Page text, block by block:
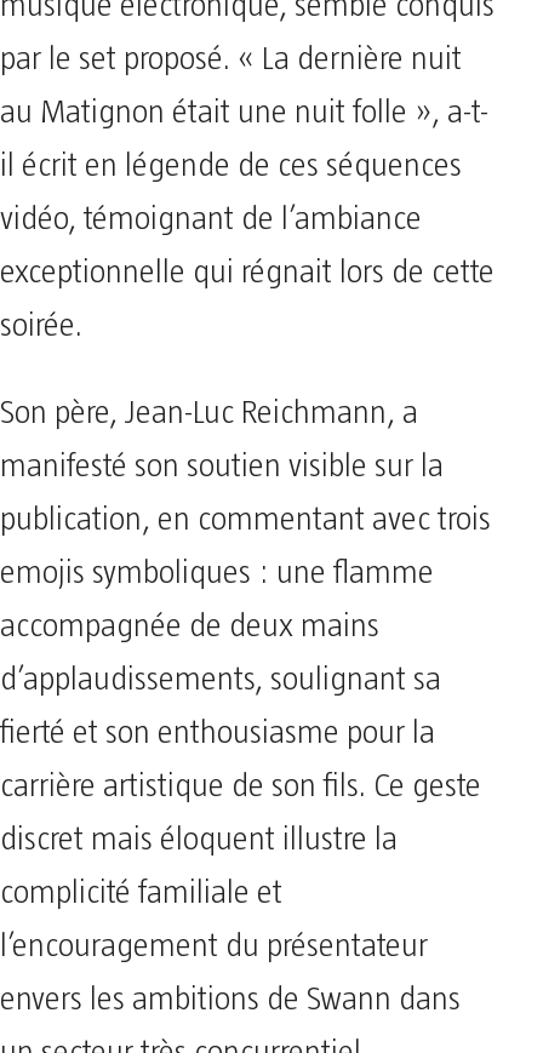
par le set proposé. « La dernière nuit
au Matignon était une nuit folle », a-t-
il écrit en légende de ces séquences
vidéo, témoignant de l’ambiance
exceptionnelle qui régnait lors de cette
soirée.
Son père, Jean-Luc Reichmann, a
manifesté son soutien visible sur la
publication, en commentant avec trois
emojis symboliques : une flamme
accompagnée de deux mains
d’applaudissements, soulignant sa
fierté et son enthousiasme pour la
carrière artistique de son fils. Ce geste
discret mais éloquent illustre la
complicité familiale et
l’encouragement du présentateur
envers les ambitions de Swann dans